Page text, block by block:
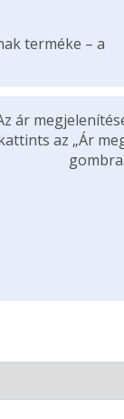
terméke – a
ár
az „Ár
gombra.